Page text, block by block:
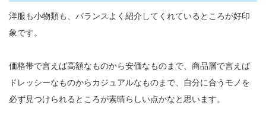
洋服も小物類も、バランスよく紹介してくれているところが好印
象です。
価格帯で言えば高額なものから安価なものまで、商品層で言えば
ドレッシーなものからカジュアルなものまで、自分に合うモノを
必ず見つけられるところが素晴らしい点かなと思います。